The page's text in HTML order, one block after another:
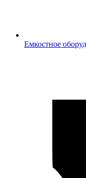
Емкостное